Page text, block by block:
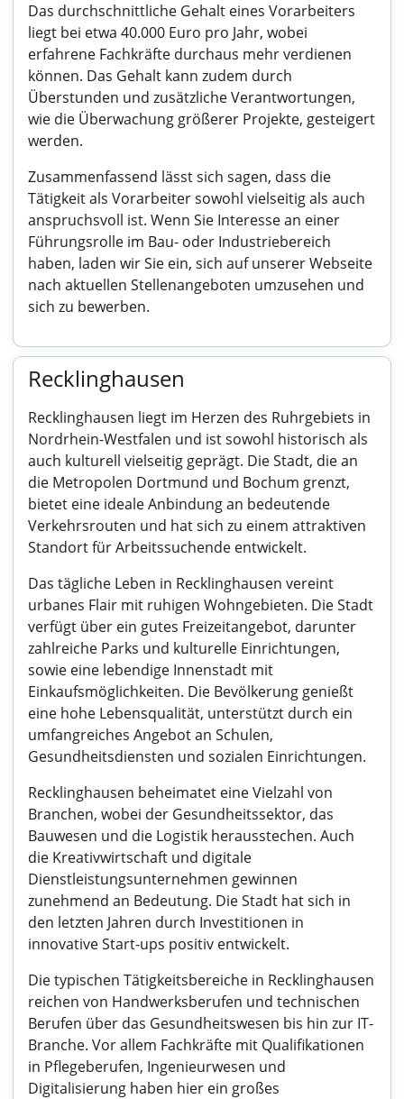
Das durchschnittliche Gehalt eines Vorarbeiters
liegt bei etwa 40.000 Euro pro Jahr, wobei
erfahrene Fachkräfte durchaus mehr verdienen
können. Das Gehalt kann zudem durch
Überstunden und zusätzliche Verantwortungen,
wie die Überwachung größerer Projekte, gesteigert
werden.
Zusammenfassend lässt sich sagen, dass die
Tätigkeit als Vorarbeiter sowohl vielseitig als auch
anspruchsvoll ist. Wenn Sie Interesse an einer
Führungsrolle im Bau- oder Industriebereich
haben, laden wir Sie ein, sich auf unserer Webseite
nach aktuellen Stellenangeboten umzusehen und
sich zu bewerben.
Recklinghausen
Recklinghausen liegt im Herzen des Ruhrgebiets in
Nordrhein-Westfalen und ist sowohl historisch als
auch kulturell vielseitig geprägt. Die Stadt, die an
die Metropolen Dortmund und Bochum grenzt,
bietet eine ideale Anbindung an bedeutende
Verkehrsrouten und hat sich zu einem attraktiven
Standort für Arbeitssuchende entwickelt.
Das tägliche Leben in Recklinghausen vereint
urbanes Flair mit ruhigen Wohngebieten. Die Stadt
verfügt über ein gutes Freizeitangebot, darunter
zahlreiche Parks und kulturelle Einrichtungen,
sowie eine lebendige Innenstadt mit
Einkaufsmöglichkeiten. Die Bevölkerung genießt
eine hohe Lebensqualität, unterstützt durch ein
umfangreiches Angebot an Schulen,
Gesundheitsdiensten und sozialen Einrichtungen.
Recklinghausen beheimatet eine Vielzahl von
Branchen, wobei der Gesundheitssektor, das
Bauwesen und die Logistik herausstechen. Auch
die Kreativwirtschaft und digitale
Dienstleistungsunternehmen gewinnen
zunehmend an Bedeutung. Die Stadt hat sich in
den letzten Jahren durch Investitionen in
innovative Start-ups positiv entwickelt.
Die typischen Tätigkeitsbereiche in Recklinghausen
reichen von Handwerksberufen und technischen
Berufen über das Gesundheitswesen bis hin zur IT-
Branche. Vor allem Fachkräfte mit Qualifikationen
in Pflegeberufen, Ingenieurwesen und
Digitalisierung haben hier ein großes